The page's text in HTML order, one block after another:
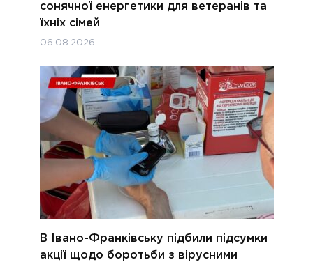
сонячної енергетики для ветеранів та
їхніх сімей
06.08.2026
В Івано-Франківську підбили підсумки
акції щодо боротьби з вірусними